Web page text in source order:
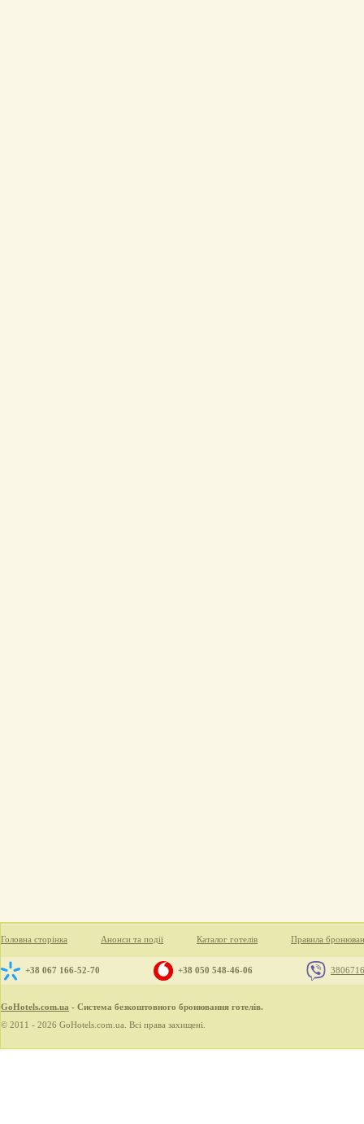
Головна сторінка Анонси та події Каталог готелів Правила
+38 067 166-52-70 +38 050 548-46-06
GoHotels.com.ua - Система безкоштовного бронювання готелів.
© 2011 - 2026 GoHotels.com.ua. Всі права захищені.